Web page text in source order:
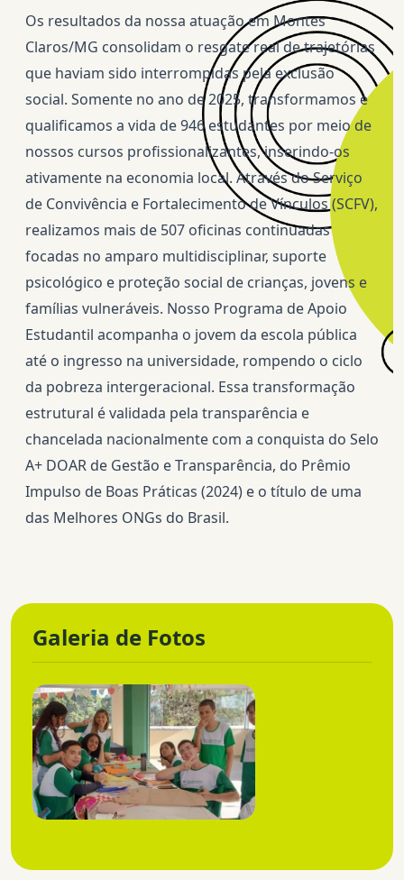
Os resultados da nossa atuação em Montes
Claros/MG consolidam o resgate real de trajetórias
que haviam sido interrompidas pela exclusão
social. Somente no ano de 2025, transformamos e
qualificamos a vida de 946 estudantes por meio de
nossos cursos profissionalizantes, inserindo-os
ativamente na economia local. Através do Serviço
de Convivência e Fortalecimento de Vínculos (SCFV),
realizamos mais de 507 oficinas continuadas
focadas no amparo multidisciplinar, suporte
psicológico e proteção social de crianças, jovens e
famílias vulneráveis. Nosso Programa de Apoio
Estudantil acompanha o jovem da escola pública
até o ingresso na universidade, rompendo o ciclo
da pobreza intergeracional. Essa transformação
estrutural é validada pela transparência e
chancelada nacionalmente com a conquista do Selo
A+ DOAR de Gestão e Transparência, do Prêmio
Impulso de Boas Práticas (2024) e o título de uma
das Melhores ONGs do Brasil.
Galeria de Fotos